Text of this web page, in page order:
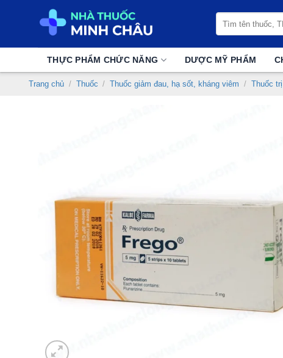
kiếm:
THỰC PHẨM CHỨC NĂNG DƯỢC MỸ PHẨM
Trang chủ / Thuốc / Thuốc giảm đau, hạ sốt, kháng viêm / Thuốc